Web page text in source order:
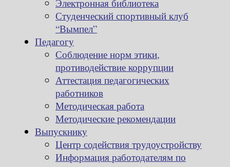
Электронная библиотека
Студенческий спортивный клуб
“Вымпел”
Педагогу
Соблюдение норм этики,
противодействие коррупции
Аттестация педагогических
работников
Методическая работа
Методические рекомендации
Выпускнику
Центр содействия трудоустройству
Информация работодателям по